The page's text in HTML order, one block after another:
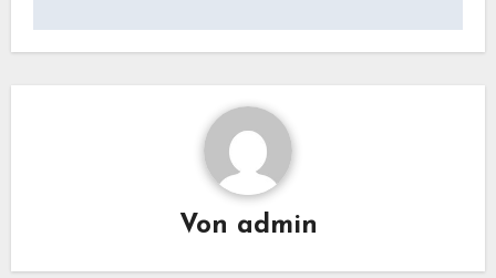
Von admin